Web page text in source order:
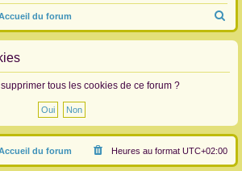
du forum
e
h
h
tous les cookies de ce forum ?
du forum Heures au format UTC+02:00